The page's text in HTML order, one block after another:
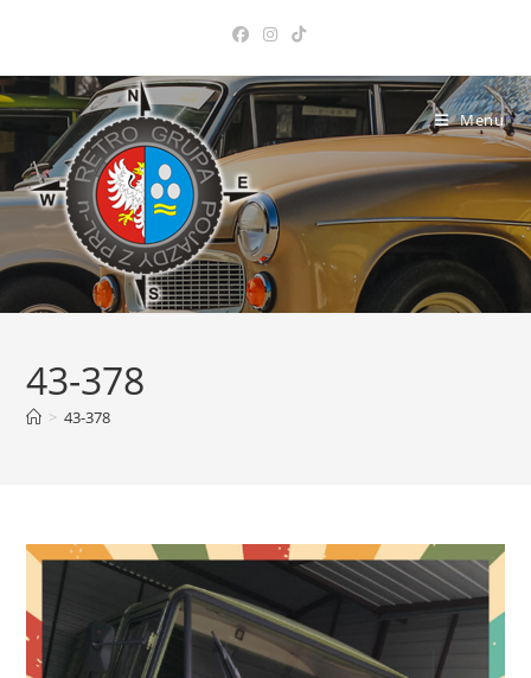
content
Menu
43-378
> 43-378